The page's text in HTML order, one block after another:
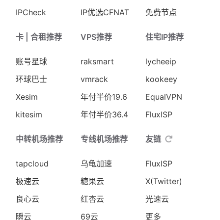
IPCheck IP优选CFNAT 免费节点
卡 | 合租推荐
账号星球
环球巴士
Xesim
kitesim
VPS推荐
raksmart
vmrack
年付半价19.6
年付半价36.4
住宅IP推荐
lycheeip
kookeey
EqualVPN
FluxISP
中转机场推荐
tapcloud
极速云
良心云
瞬云
专线机场推荐
乌龟加速
糖果云
红杏云
69云
友链
FluxISP
X(Twitter)
光速云
更多